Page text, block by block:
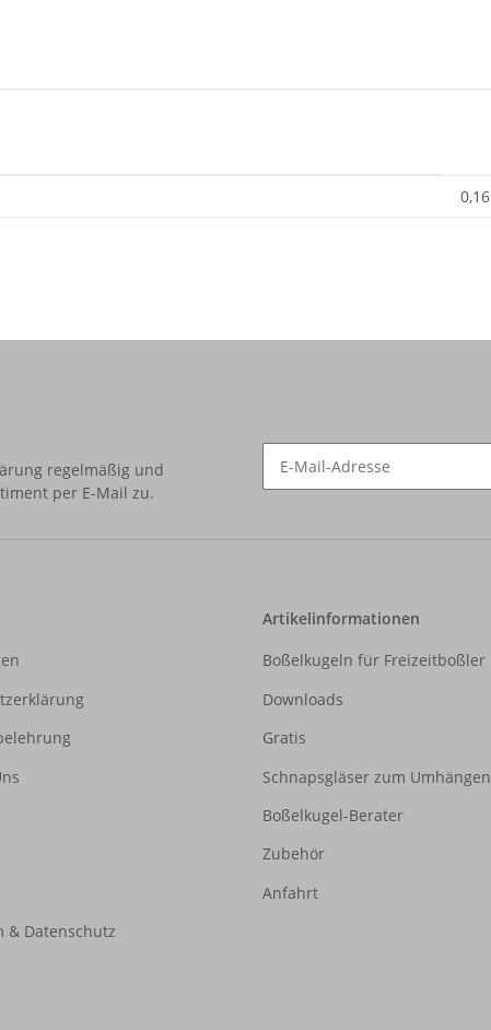
0,16
regelmäßig und
per E-Mail zu.
& Datenschutz
Artikelinformationen
Boßelkugeln für Freizeitboßler
Downloads
Gratis
Schnapsgläser zum Umhängen
Boßelkugel-Berater
Zubehör
Anfahrt